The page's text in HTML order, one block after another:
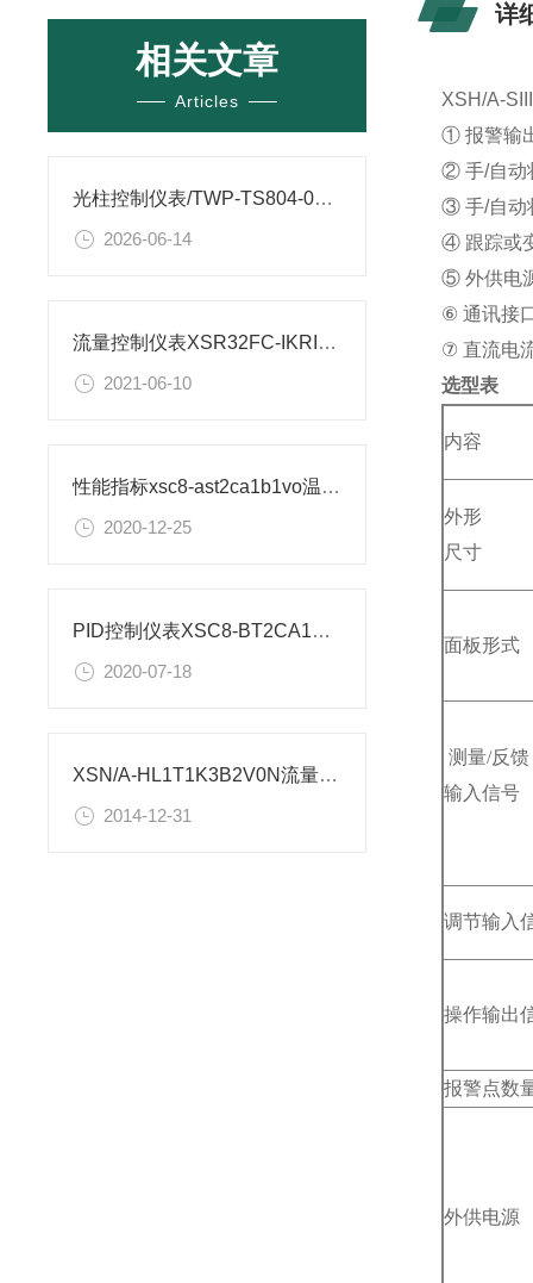
相关文章
Articles
光柱控制仪表/TWP-TS804-01-23-HL-P安装图纸
2026-06-14
流量控制仪表XSR32FC-IKRIA1B1B1M2V0安装尺寸
2021-06-10
性能指标xsc8-ast2ca1b1vo温度控制仪表
2020-12-25
PID控制仪表XSC8-BT2CA1B1A1V0如何设置
2020-07-18
XSN/A-HL1T1K3B2V0N流量控制仪表使用设置
2014-12-31
详
XSH/A-
① 报警输
② 手/自动
③ 手/自动
④ 跟踪或
⑤ 外供电
⑥ 通讯接
⑦ 直流电
选型表
内容
外形
尺寸
面板形式
测量/反馈
输入信号
调节输入
操作输出
报警点数
外供电源